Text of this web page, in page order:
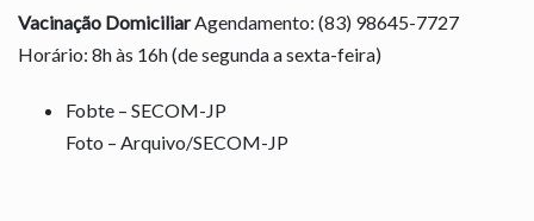
Vacinação DomiciliarAgendamento: (83) 98645-7727
Horário: 8h às 16h (de segunda a sexta-feira)
Fobte – SECOM-JP
Foto – Arquivo/SECOM-JP